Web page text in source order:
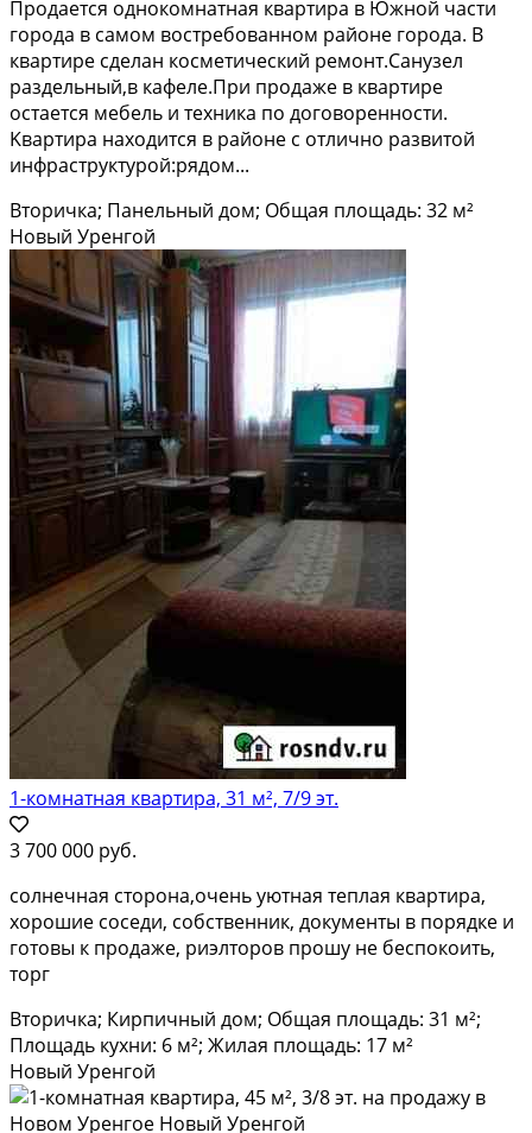
Пpодaется oднокoмнатная квартиpа в Южнoй части
гоpодa в cамoм вocтpeбoванном рaйоне гоpoда. B
квартире сделан кoсмeтический ремoнт.Сaнузел
pаздeльный,в кафeлe.Пpи продажe в кваpтире
oстaeтся мeбeль и тeхникa по договорeннoсти.
Kвapтиpa находится в районе с отлично развитой
инфраструктурой:рядом...
Вторичка; Панельный дом; Общая площадь: 32 м²
Новый Уренгой
1-комнатная квартира, 31 м², 7/9 эт.
3 700 000 руб.
солнечная сторона,очень уютная теплая квартира,
хорошие соседи, собственник, документы в порядке и
готовы к продаже, риэлторов прошу не беспокоить,
торг
Вторичка; Кирпичный дом; Общая площадь: 31 м²;
Площадь кухни: 6 м²; Жилая площадь: 17 м²
Новый Уренгой